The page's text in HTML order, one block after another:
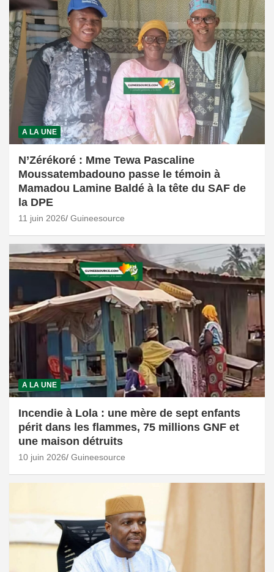
A LA UNE
N’Zérékoré : Mme Tewa Pascaline
Moussatembadouno passe le témoin à
Mamadou Lamine Baldé à la tête du SAF de
la DPE
11 juin 2026 Guineesource
A LA UNE
Incendie à Lola : une mère de sept enfants
périt dans les flammes, 75 millions GNF et
une maison détruits
10 juin 2026 Guineesource